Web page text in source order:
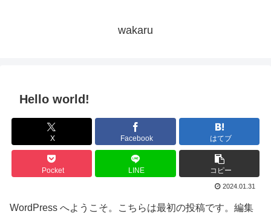
wakaru
Hello world!
X Facebook はてブ
Pocket LINE コピー
2024.01.31
WordPress へようこそ。こちらは最初の投稿です。編集